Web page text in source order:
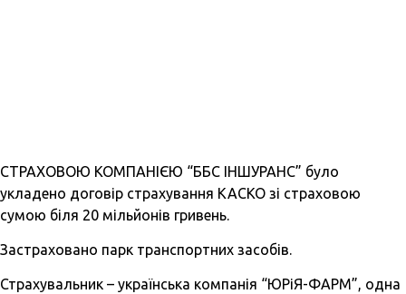
СТРАХОВОЮ КОМПАНІЄЮ “ББС ІНШУРАНС” було
укладено договір страхування КАСКО зі страховою
сумою біля 20 мільйонів гривень.
Застраховано парк транспортних засобів.
Страхувальник – українська компанія “ЮРіЯ-ФАРМ”, одна